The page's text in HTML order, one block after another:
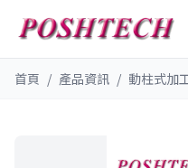
首頁 / 產品資訊 / 動柱式加